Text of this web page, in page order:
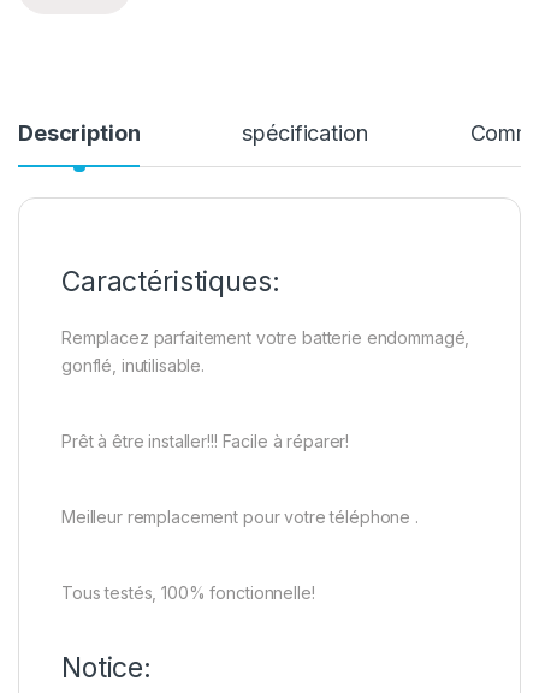
Description spécification
Caractéristiques:
Remplacez parfaitement votre batterie endommagé,
gonflé, inutilisable.
Prêt à être installer!!! Facile à réparer!
Meilleur remplacement pour votre téléphone .
Tous testés, 100% fonctionnelle!
Notice: